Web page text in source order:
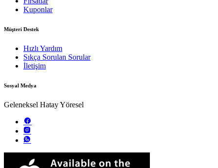
Kuponlar
Müşteri Destek
Hızlı Yardım
Sıkça Sorulan Sorular
İletişim
Sosyal Medya
Geleneksel Hatay Yöresel